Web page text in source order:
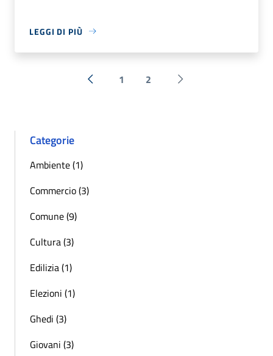
LEGGI DI PIÙ
« Precedente
1 2 Successiva »
Categorie
Ambiente (1)
Commercio (3)
Comune (9)
Cultura (3)
Edilizia (1)
Elezioni (1)
Ghedi (3)
Giovani (3)